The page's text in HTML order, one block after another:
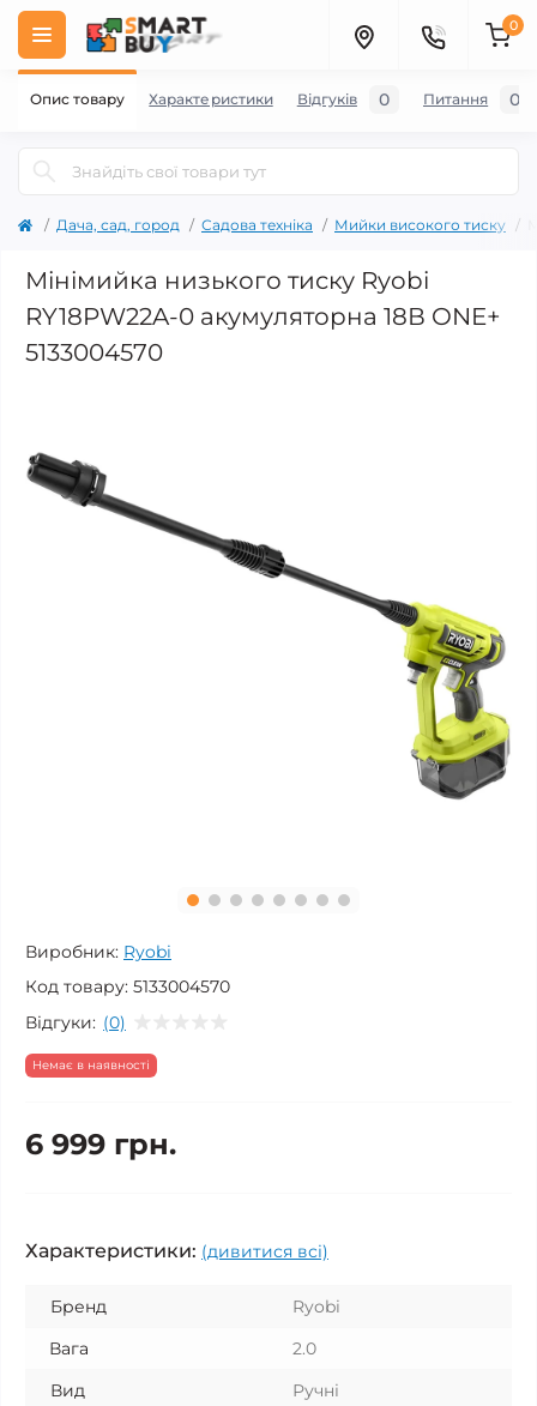
0
Дача, сад, город Садова техніка Мийки високого тиску
Мінімийка низького тиску Ryobi
RY18PW22A-0 акумуляторна 18В ONE+
5133004570
Виробник: Ryobi
Код товару: 5133004570
Відгуки: (0)
Немає в наявності
6 999 грн.
Характеристики: (дивитися всі)
Бренд
Ryobi
Вага
2.0
Вид
Ручні
Опис товару Характеристики Відгуків 0 Питання 0